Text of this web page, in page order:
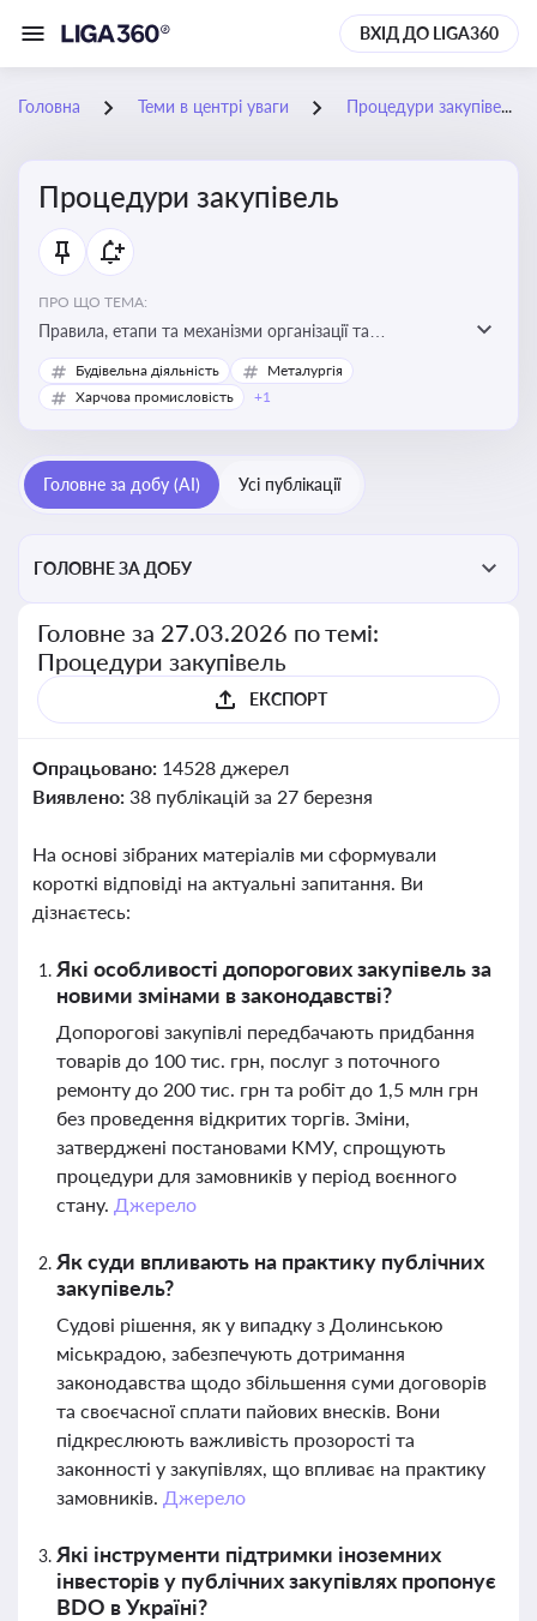
ВХІД ДО LIGA360
Головна Теми в центрі уваги Процедури закупівель
Процедури закупівель
ПРО ЩО ТЕМА:
Правила, етапи та механізми організації та
проведення закупівель товарів, робіт та послуг за
державні чи публічні кошти
Будівельна діяльність
Металургія
Харчова промисловість
+1
Головне за добу (AI) Усі публікації
ГОЛОВНЕ ЗА ДОБУ
Головне за 27.03.2026 по темі:
Процедури закупівель
ЕКСПОРТ
Опрацьовано: 14528 джерел
Виявлено: 38 публікацій за 27 березня
На основі зібраних матеріалів ми сформували
короткі відповіді на актуальні запитання. Ви
дізнаєтесь:
Які особливості допорогових закупівель за
новими змінами в законодавстві?
Допорогові закупівлі передбачають придбання
товарів до 100 тис. грн, послуг з поточного
ремонту до 200 тис. грн та робіт до 1,5 млн грн
без проведення відкритих торгів. Зміни,
затверджені постановами КМУ, спрощують
процедури для замовників у період воєнного
стану. Джерело
Як суди впливають на практику публічних
закупівель?
Судові рішення, як у випадку з Долинською
міськрадою, забезпечують дотримання
законодавства щодо збільшення суми договорів
та своєчасної сплати пайових внесків. Вони
підкреслюють важливість прозорості та
законності у закупівлях, що впливає на практику
замовників. Джерело
Які інструменти підтримки іноземних
інвесторів у публічних закупівлях пропонує
BDO в Україні?